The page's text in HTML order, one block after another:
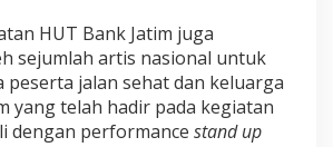
HUT Bank Jatim juga
sejumlah artis nasional untuk
jalan sehat dan keluarga
yang telah hadir pada kegiatan
dengan performance stand up